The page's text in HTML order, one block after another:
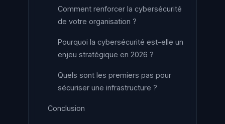
Comment renforcer la cybersécurité
de votre organisation ?
Pourquoi la cybersécurité est-elle un
enjeu stratégique en 2026 ?
Quels sont les premiers pas pour
sécuriser une infrastructure ?
Conclusion